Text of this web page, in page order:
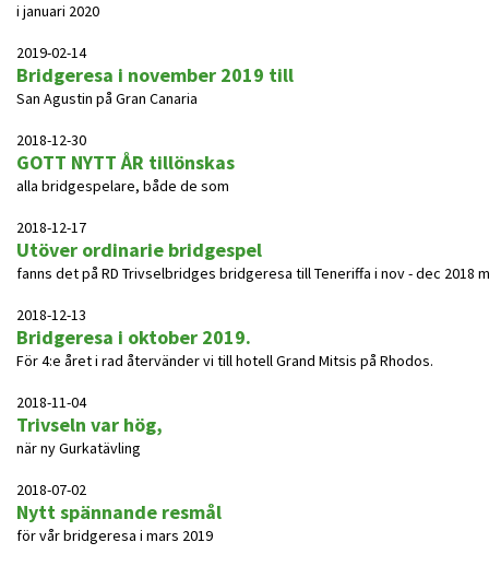
i januari 2020
2019-02-14
Bridgeresa i november 2019 till
San Agustin på Gran Canaria
2018-12-30
GOTT NYTT ÅR tillönskas
alla bridgespelare, både de som
2018-12-17
Utöver ordinarie bridgespel
fanns det på RD Trivselbridges bridgeresa till Teneriffa i nov - dec 2018
2018-12-13
Bridgeresa i oktober 2019.
För 4:e året i rad återvänder vi till hotell Grand Mitsis på Rhodos.
2018-11-04
Trivseln var hög,
när ny Gurkatävling
2018-07-02
Nytt spännande resmål
för vår bridgeresa i mars 2019